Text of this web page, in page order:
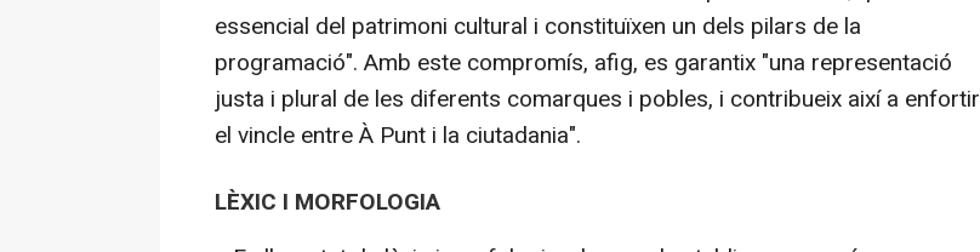
essencial del patrimoni cultural i constituïxen un dels pilars de la
programació". Amb este compromís, afig, es garantix "una representació
justa i plural de les diferents comarques i pobles, i contribueix així a enfortir
el vincle entre À Punt i la ciutadania".
LÈXIC I MORFOLOGIA